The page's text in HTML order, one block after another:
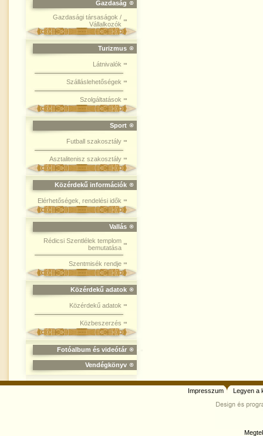
Gazdaság
Gazdasági társaságok /
Vállalkozók
Turizmus
Látnivalók
Szálláslehetőségek
Szolgáltatások
Sport
Futball szakosztály
Asztalitenisz szakosztály
Közérdekű információk
Elérhetőségek, rendelési idők
Vallás
Rédicsi Szentlélek templom
bemutatása
Szentmisék rendje
Közérdekű adatok
Közérdekű adatok
Közbeszerzés
Fotóalbum és videótár
Vendégkönyv
Impresszum Legyen a